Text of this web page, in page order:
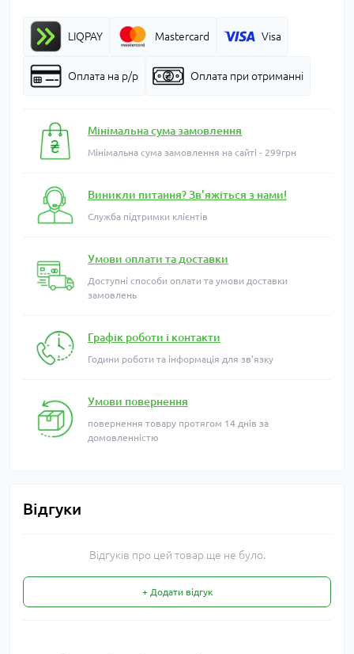
LIQPAY Mastercard Visa
Оплата на р/р Оплата при отриманні
Мінімальна сума замовлення
Мінімальна сума замовлення на сайті - 299грн
Виникли питання? Зв'яжіться з нами!
Служба підтримки клієнтів
Умови оплати та доставки
Доступні способи оплати та умови доставки
замовлень
Графік роботи і контакти
Години роботи та інформація для зв'язку
Умови повернення
повернення товару протягом 14 днів за
домовленністю
Відгуки
Відгуків про цей товар ще не було.
+ Додати відгук